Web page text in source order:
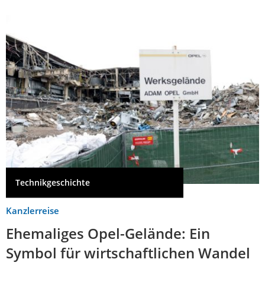
Technikgeschichte
Kanzlerreise
Ehemaliges Opel-Gelände: Ein
Symbol für wirtschaftlichen Wandel